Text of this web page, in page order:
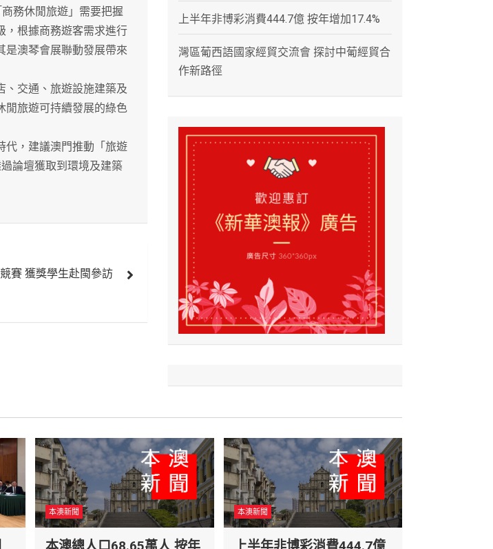
務休閒旅遊」需要把握
，根據商務遊客需求進行
是澳琴會展聯動發展帶來
交通、旅遊設施建築及
閒旅遊可持續發展的綠色
，建議澳門推動「旅遊
論壇獲取到環境及建築
賽 獲獎學生赴閩參訪
上半年非博彩消費444.7億 按年增加17.4%
灣區葡西語國家經貿交流會 探討中葡經貿合
作新路徑
本澳新聞 本澳新聞